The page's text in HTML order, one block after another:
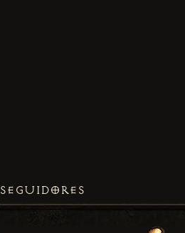
SEGUIDORES